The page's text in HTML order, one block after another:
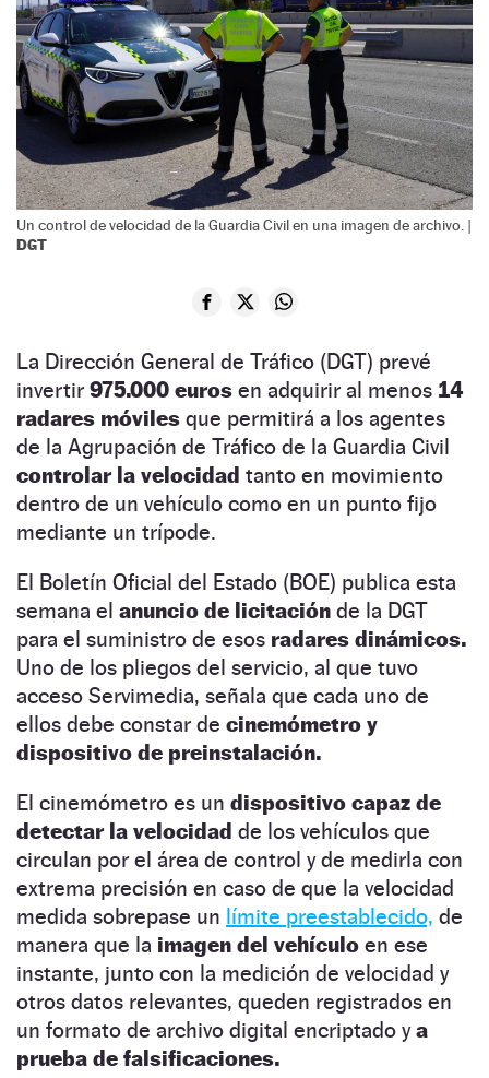
Un control de velocidad de la Guardia Civil en una imagen de archivo. |
DGT
La Dirección General de Tráfico (DGT) prevé
invertir 975.000 euros en adquirir al menos 14
radares móviles que permitirá a los agentes
de la Agrupación de Tráfico de la Guardia Civil
controlar la velocidad tanto en movimiento
dentro de un vehículo como en un punto fijo
mediante un trípode.
El Boletín Oficial del Estado (BOE) publica esta
semana el anuncio de licitación de la DGT
para el suministro de esos radares dinámicos.
Uno de los pliegos del servicio, al que tuvo
acceso Servimedia, señala que cada uno de
ellos debe constar de cinemómetro y
dispositivo de preinstalación.
El cinemómetro es un dispositivo capaz de
detectar la velocidad de los vehículos que
circulan por el área de control y de medirla con
extrema precisión en caso de que la velocidad
medida sobrepase un límite preestablecido, de
manera que la imagen del vehículo en ese
instante, junto con la medición de velocidad y
otros datos relevantes, queden registrados en
un formato de archivo digital encriptado ya
prueba de falsificaciones.